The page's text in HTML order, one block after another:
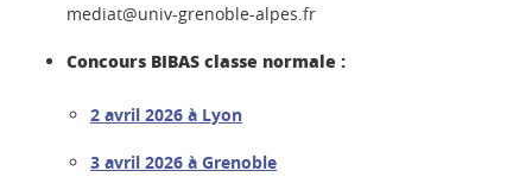
mediat@univ-grenoble-alpes.fr
Concours BIBAS classe normale :
2 avril 2026 à Lyon
3 avril 2026 à Grenoble